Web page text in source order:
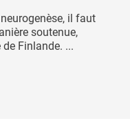
il faut
soutenue,
Finlande. ...